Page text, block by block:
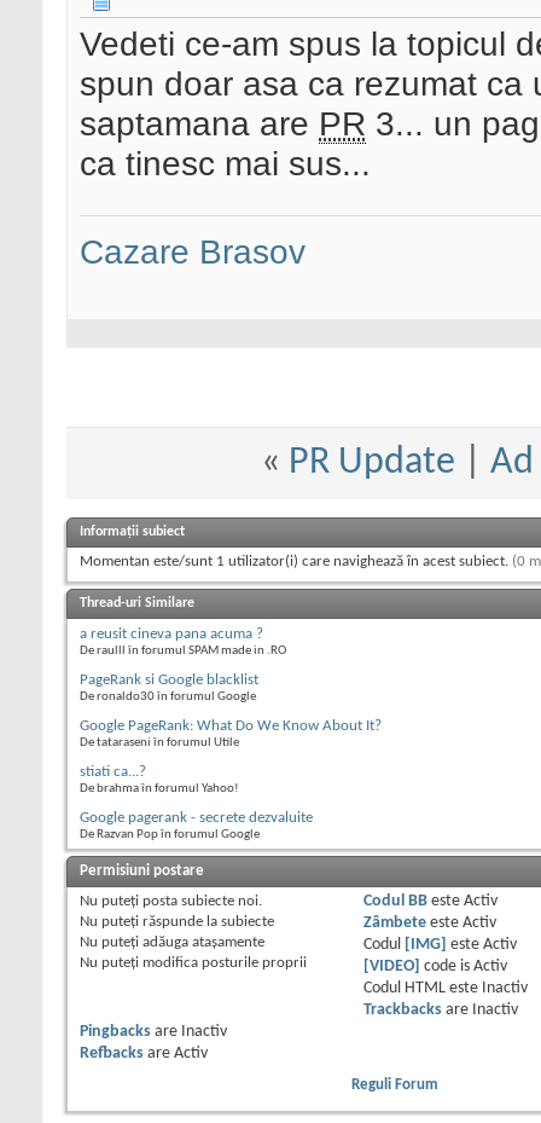
Vedeti ce-am spus la topicul
spun doar asa ca rezumat ca
saptamana are PR 3... un
ca tinesc mai sus...
Cazare Brasov
« PR Update Ad
Informații subiect
Momentan este/sunt 1 utilizator(i) care navighează în acest subiect. (0
Thread-uri Similare
a reusit cineva pana acuma ?
De raulll în forumul SPAM made in .RO
PageRank si Google blacklist
De ronaldo30 în forumul Google
Google PageRank: What Do We Know About It?
De tataraseni în forumul Utile
stiati ca...?
De brahma în forumul Yahoo!
Google pagerank - secrete dezvaluite
De Razvan Pop în forumul Google
Permisiuni postare
Nu puteţi posta subiecte noi.
Nu puteţi răspunde la subiecte
Nu puteţi adăuga ataşamente
Nu puteţi modifica posturile proprii
Codul BBeste Activ
Zâmbeteeste Activ
Codul
[IMG] este Activ
[VIDEO] code is Activ
Codul HTML este
Inactiv
Trackbacksare
Inactiv
Pingbacks are
Inactiv
Refbacks are Activ
Reguli Forum